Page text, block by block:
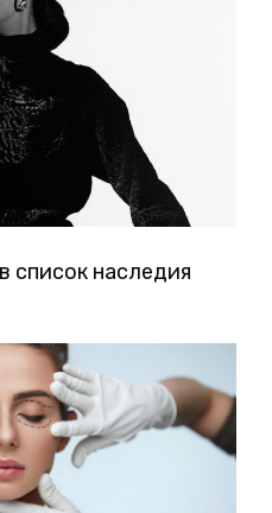
список наследия